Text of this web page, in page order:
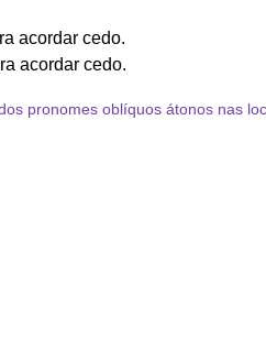
acordar cedo.
acordar cedo.
pronomes oblíquos átonos nas